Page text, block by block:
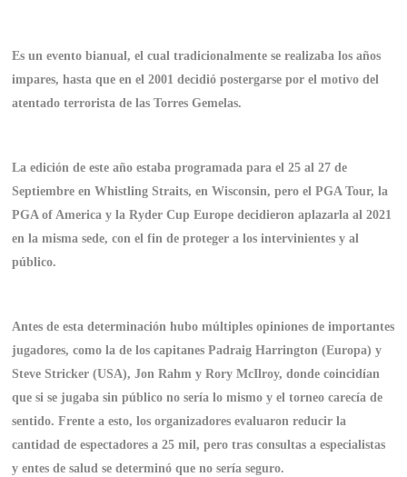
Es un evento bianual, el cual tradicionalmente se realizaba los años
impares, hasta que en el 2001 decidió postergarse por el motivo del
atentado terrorista de las Torres Gemelas.
La edición de este año estaba programada para el 25 al 27 de
Septiembre en Whistling Straits, en Wisconsin, pero el PGA Tour, la
PGA of America y la Ryder Cup Europe decidieron aplazarla al 2021
en la misma sede, con el fin de proteger a los intervinientes y al
público.
Antes de esta determinación hubo múltiples opiniones de importantes
jugadores, como la de los capitanes Padraig Harrington (Europa) y
Steve Stricker (USA), Jon Rahm y Rory McIlroy, donde coincidían
que si se jugaba sin público no sería lo mismo y el torneo carecía de
sentido. Frente a esto, los organizadores evaluaron reducir la
cantidad de espectadores a 25 mil, pero tras consultas a especialistas
y entes de salud se determinó que no sería seguro.